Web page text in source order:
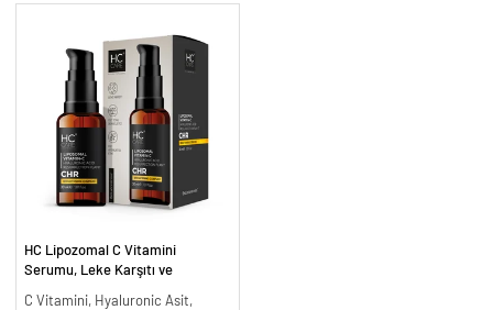
HC Lipozomal C Vitamini
Serumu, Leke Karşıtı ve
C Vitamini, Hyaluronic Asit,